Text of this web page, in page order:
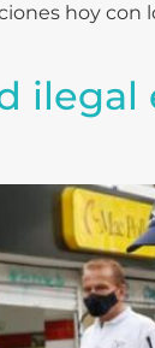
hoy con
ilegal